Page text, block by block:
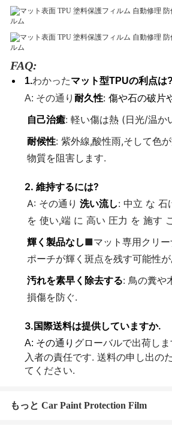
FAQ:
1.わかったマット型TPUの利点は?
A: その通り 耐久性: 傷や石の破片
自己治癒: 軽い傷は熱 (日光/温か
耐候性: 紫外線,酸性雨,そして色
物質を阻害します.
2. 維持するには?
A: その通り 洗い流し: 中立 な 石
を 使い,端 に 高い 圧力 を 施す
輝く製品なし■マット専用クリ
ポーチが輝く斑点を残す可能性
汚れを素早く除去する: 鳥の糞や
損傷を防ぐ.
3. 国際送料は提供していますか.
A: その通り グローバルで出荷しま
入者の責任です. 送料の申し出の
てください.
もっと Car Paint Protection Film